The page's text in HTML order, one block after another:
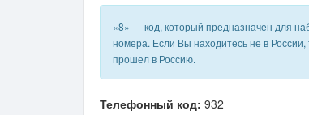
«8» — код, который предназначен для
номера. Если Вы находитесь не в
прошел в Россию.
Телефонный код: 932